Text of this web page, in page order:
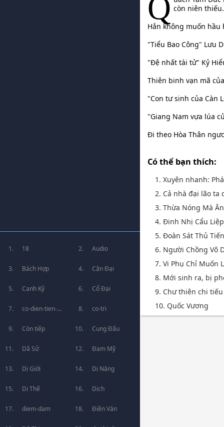
18 Audio
Bách Hợp Cận Đại
Cạnh Kỹ Cổ Đại
co-dien-tien-
hiep
co-tri
Còn tiếp Cung Đấu
Dã Sử Đam Mỹ
Dị Giới Dị Năng
Dị Thế Dịch
diem-dam Điền Văn
Q còn niên thiếu.
Hắn không muốn hầu
"Tiểu Bao Công" Lưu
"Đệ nhất tài tử" Kỷ
Thiên binh vạn mã
"Con tư sinh của Càn
"Giang Nam vựa lúa
Đi theo Hòa Thân
Có thể bạn thích:
1. Xuyên nhanh:
2. Cả nhà đại lão ta
3. Thừa Nóng Mà Ăn
4. Đinh Nhị Cẩu
5. Đoàn Sát Thủ
6. Người Chồng Vô
7. Vi Phụ Chỉ Muốn
8. Mới sinh ra, bị
9. Chư thiên chi
10. Quốc Vương